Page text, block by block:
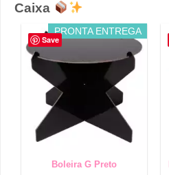
Caixa
Save
PRONTA ENTREGA
Boleira G Preto